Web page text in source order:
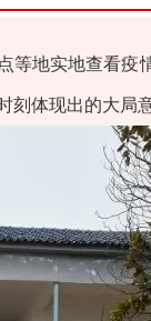
地实地查看疫
体现出的大局